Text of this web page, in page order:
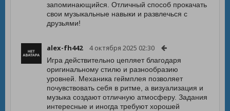
запоминающийся. Отличный способ прокачать
свои музыкальные навыки и развлечься с
друзьями!
alex-fh442 4 октября 2025 02:30
Игра действительно цепляет благодаря
оригинальному стилю и разнообразию
уровней. Механика геймплея позволяет
почувствовать себя в ритме, а визуализация и
музыка создают отличную атмосферу. Задания
интересные и иногда требуют хорошей